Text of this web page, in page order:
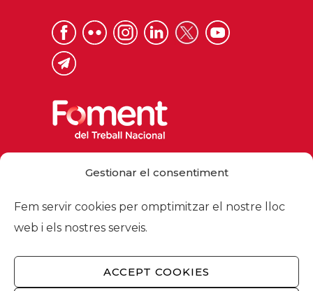
Gestionar el consentiment
Fem servir cookies per omptimitzar el nostre lloc
web i els nostres serveis.
ACCEPT COOKIES
foment@foment.com
© 2026 - Foment del Treball Nacional